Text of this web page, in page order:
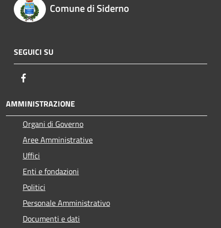
Comune di Siderno
SEGUICI SU
AMMINISTRAZIONE
Organi di Governo
Aree Amministrative
Uffici
Enti e fondazioni
Politici
Personale Amministrativo
Documenti e dati